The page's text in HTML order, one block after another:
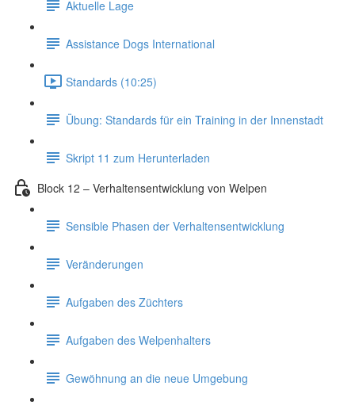
Aktuelle Lage
Assistance Dogs International
Standards (10:25)
Übung: Standards für ein Training in der Innenstadt
Skript 11 zum Herunterladen
Block 12 – Verhaltensentwicklung von Welpen
Sensible Phasen der Verhaltensentwicklung
Veränderungen
Aufgaben des Züchters
Aufgaben des Welpenhalters
Gewöhnung an die neue Umgebung